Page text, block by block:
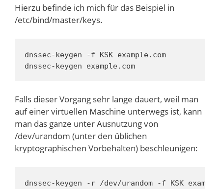
Hierzu befinde ich mich für das Beispiel in
/etc/bind/master/keys.
dnssec-keygen -f KSK example.com
dnssec-keygen example.com
Falls dieser Vorgang sehr lange dauert, weil man
auf einer virtuellen Maschine unterwegs ist, kann
man das ganze unter Ausnutzung von
/dev/urandom (unter den üblichen
kryptographischen Vorbehalten) beschleunigen:
dnssec-keygen -r /dev/urandom -f KSK